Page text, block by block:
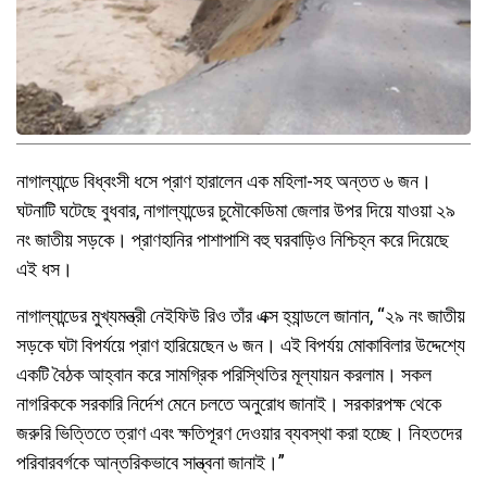
নাগাল্যান্ডে বিধ্বংসী ধসে প্রাণ হারালেন এক মহিলা-সহ অন্তত ৬ জন।
ঘটনাটি ঘটেছে বুধবার, নাগাল্যান্ডের চুমৌকেডিমা জেলার উপর দিয়ে যাওয়া ২৯
নং জাতীয় সড়কে। প্রাণহানির পাশাপাশি বহু ঘরবাড়িও নিশ্চিহ্ন করে দিয়েছে
এই ধস।
নাগাল্যান্ডের মুখ্যমন্ত্রী নেইফিউ রিও তাঁর এক্স হ্যান্ডলে জানান, “২৯ নং জাতীয়
সড়কে ঘটা বিপর্যয়ে প্রাণ হারিয়েছেন ৬ জন। এই বিপর্যয় মোকাবিলার উদ্দেশ্যে
একটি বৈঠক আহ্বান করে সামগ্রিক পরিস্থিতির মূল্যায়ন করলাম। সকল
নাগরিককে সরকারি নির্দেশ মেনে চলতে অনুরোধ জানাই। সরকারপক্ষ থেকে
জরুরি ভিত্তিতে ত্রাণ এবং ক্ষতিপূরণ দেওয়ার ব্যবস্থা করা হচ্ছে। নিহতদের
পরিবারবর্গকে আন্তরিকভাবে সান্ত্বনা জানাই।”